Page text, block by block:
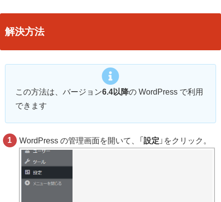
解決方法
この方法は、バージョン6.4以降の WordPress で利用
できます
WordPress の管理画面を開いて、「設定 」をクリック。